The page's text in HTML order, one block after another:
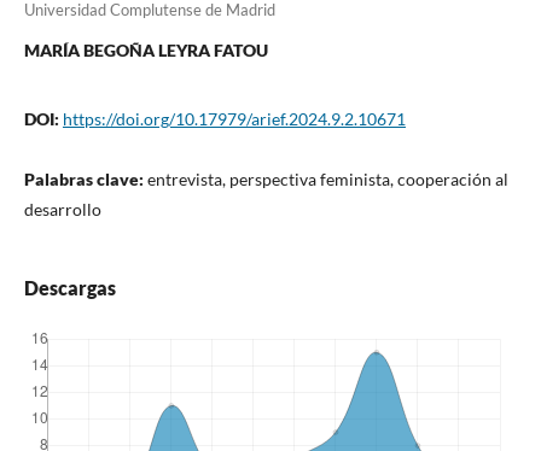
Universidad Complutense de Madrid
MARÍA BEGOÑA LEYRA FATOU
DOI: https://doi.org/10.17979/arief.2024.9.2.10671
Palabras clave: entrevista, perspectiva feminista, cooperación al
desarrollo
Descargas